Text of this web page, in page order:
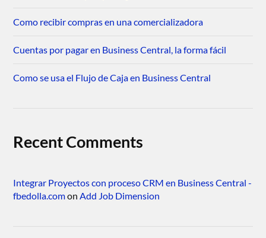
Como recibir compras en una comercializadora
Cuentas por pagar en Business Central, la forma fácil
Como se usa el Flujo de Caja en Business Central
Recent Comments
Integrar Proyectos con proceso CRM en Business Central -
fbedolla.comonAdd Job Dimension